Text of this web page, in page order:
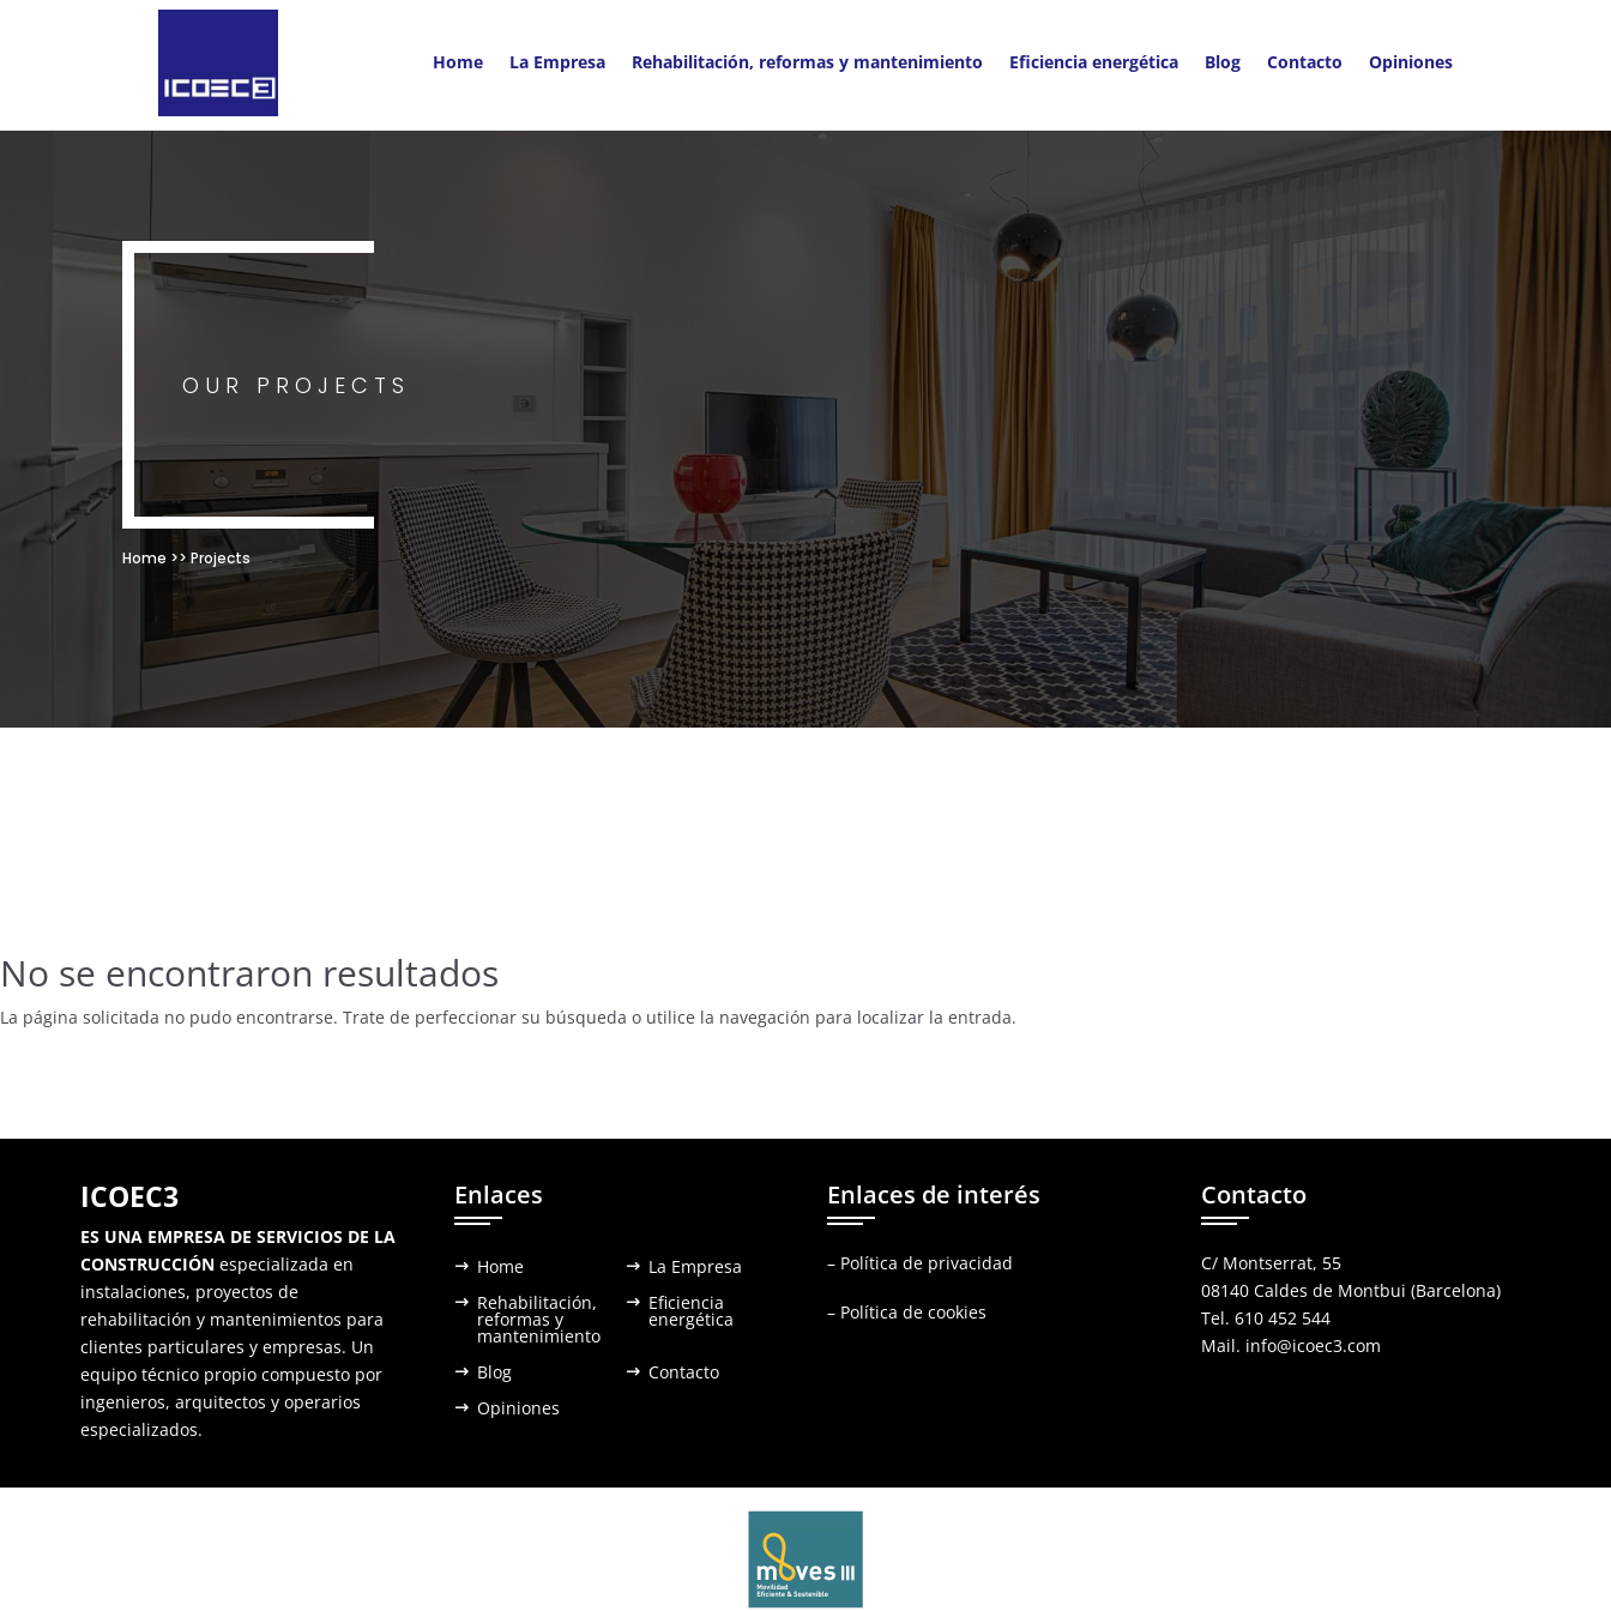
Home La Empresa Rehabilitación, reformas y mantenimiento Eficiencia energética Blog Contacto Opiniones
OUR PROJECTS
Home >> Projects
No se encontraron resultados
La página solicitada no pudo encontrarse. Trate de perfeccionar su búsqueda o utilice la navegación para localizar la entrada.
ICOEC3
ES UNA EMPRESA DE SERVICIOS DE LA
CONSTRUCCIÓN especializada en
instalaciones, proyectos de
rehabilitación y mantenimientos para
clientes particulares y empresas. Un
equipo técnico propio compuesto por
ingenieros, arquitectos y operarios
especializados.
Enlaces
Home
La Empresa
Rehabilitación,
reformas y
mantenimiento
Eficiencia
energética
Blog
Contacto
Opiniones
Enlaces de interés
– Política de privacidad
– Política de cookies
Contacto
C/ Montserrat, 55
08140 Caldes de Montbui (Barcelona)
Tel. 610 452 544
Mail. info@icoec3.com